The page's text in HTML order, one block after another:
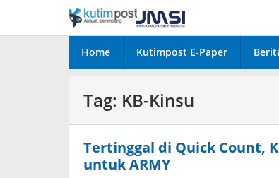
konten
Home Kutimpost E-Paper
Tag: KB-Kinsu
Tertinggal di Quick Count,
untuk ARMY